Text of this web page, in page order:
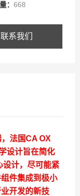
： 668
联系我们
， 法国CA OX
设计旨在简化
设计，尽可能紧
件集成到极小
开发的新技